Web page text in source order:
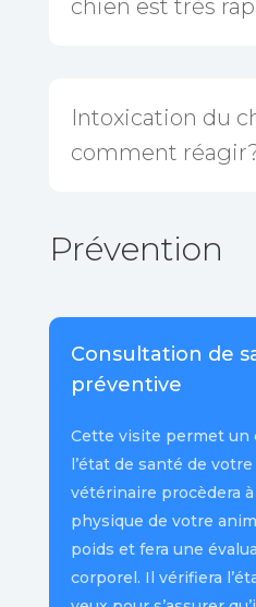
chien est très
Intoxication du
comment
Prévention
Consultation de
préventive
Cette visite permet un
l’état de santé de
vétérinaire procèdera
physique de votre
poids et fera une
corporel. Il vérifiera